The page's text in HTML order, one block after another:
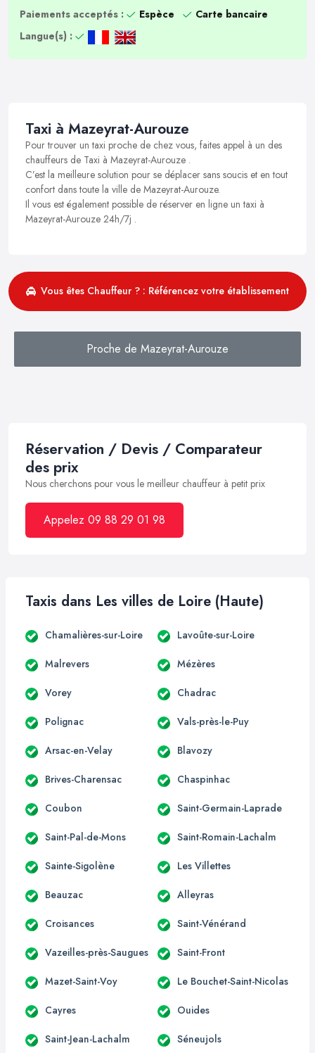
Paiements acceptés :
Espèce
Carte bancaire
Langue(s) :
Taxi à Mazeyrat-Aurouze
Pour trouver un taxi proche de chez vous, faites appel à un des
chauffeurs de Taxi à Mazeyrat-Aurouze .
C’est la meilleure solution pour se déplacer sans soucis et en tout
confort dans toute la ville de Mazeyrat-Aurouze.
Il vous est également possible de réserver en ligne un taxi à
Mazeyrat-Aurouze 24h/7j .
Vous êtes Chauffeur ? : Référencez votre établissement
Proche de Mazeyrat-Aurouze
Réservation / Devis / Comparateur
des prix
Nous cherchons pour vous le meilleur chauffeur à petit prix
Appelez 09 88 29 01 98
Taxis dans Les villes de Loire (Haute)
Chamalières-sur-Loire Lavoûte-sur-Loire
Malrevers Mézères
Vorey Chadrac
Polignac Vals-près-le-Puy
Arsac-en-Velay Blavozy
Brives-Charensac Chaspinhac
Coubon Saint-Germain-Laprade
Saint-Pal-de-Mons Saint-Romain-Lachalm
Sainte-Sigolène Les Villettes
Beauzac Alleyras
Croisances Saint-Vénérand
Vazeilles-près-Saugues Saint-Front
Mazet-Saint-Voy Le Bouchet-Saint-Nicolas
Cayres Ouides
Saint-Jean-Lachalm Séneujols